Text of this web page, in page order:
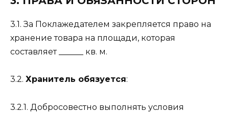
3.1. За Поклажедателем закрепляется право на
хранение товара на площади, которая
составляет ______ кв. м.
3.2. Хранитель обязуется:
3.2.1. Добросовестно выполнять условия